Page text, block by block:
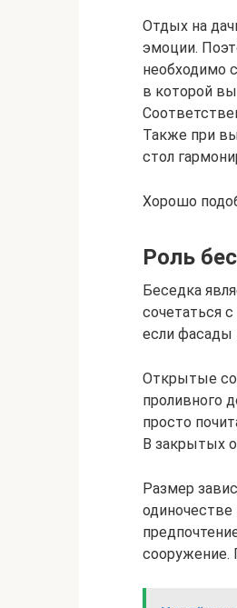
Отдых на
эмоции.
необходимо
в которой
Также при
стол
Хорошо
Роль
Беседка
сочетаться
если фасады
Открытые
проливного
просто
В закрытых
Размер
сооружение.